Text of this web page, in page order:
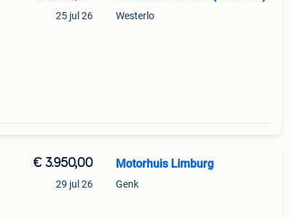
25 jul 26 Westerlo
€ 3.950,00
29 jul 26
Motorhuis Limburg
Genk